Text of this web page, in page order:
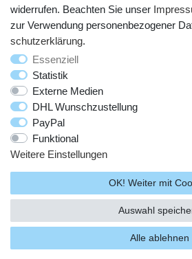
© Copyright 2025 webtotrade GmbH.
widerrufen. Beachten Sie unser
zur Verwendung personenbezogener
schutz­erklärung.
Essenziell
Statistik
Externe Medien
DHL Wunschzustellung
PayPal
Funktional
Weitere Einstellungen
OK! Weiter mit
Alle ablehnen
Auswahl